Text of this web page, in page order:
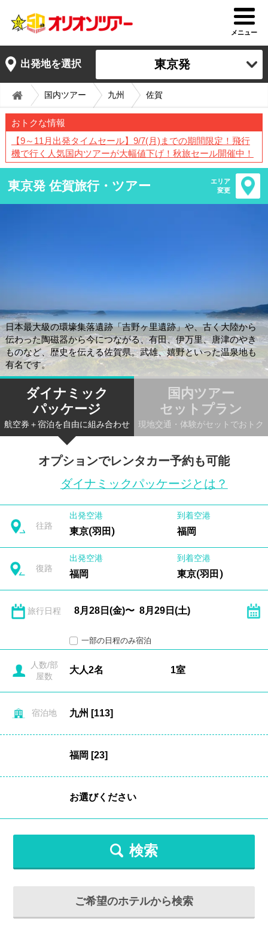
メニュー
出発地を選択 東京発
国内ツアー 九州 佐賀
おトクな情報
【9～11月出発タイムセール】9/7(月)までの期間限定！飛行
機で行く人気国内ツアーが大幅値下げ！秋旅セール開催中！
東京発 佐賀旅行・ツアー
エリア
変更
日本最大級の環壕集落遺跡「吉野ヶ里遺跡」や、古く大陸から
伝わった陶磁器から今につながる、有田、伊万里、唐津のやき
ものなど、歴史を伝える佐賀県。武雄、嬉野といった温泉地も
有名です。
ダイナミック
パッケージ
航空券＋宿泊を自由に組み合わせ
国内ツアー
セットプラン
現地交通・体験がセットでおトク
オプションでレンタカー予約も可能
ダイナミックパッケージとは？
往路
出発空港
東京(羽田)
到着空港
福岡
復路
出発空港
福岡
到着空港
東京(羽田)
旅行日程
一部の日程のみ宿泊
人数/部
屋数
宿泊地
検索
ご希望のホテルから検索